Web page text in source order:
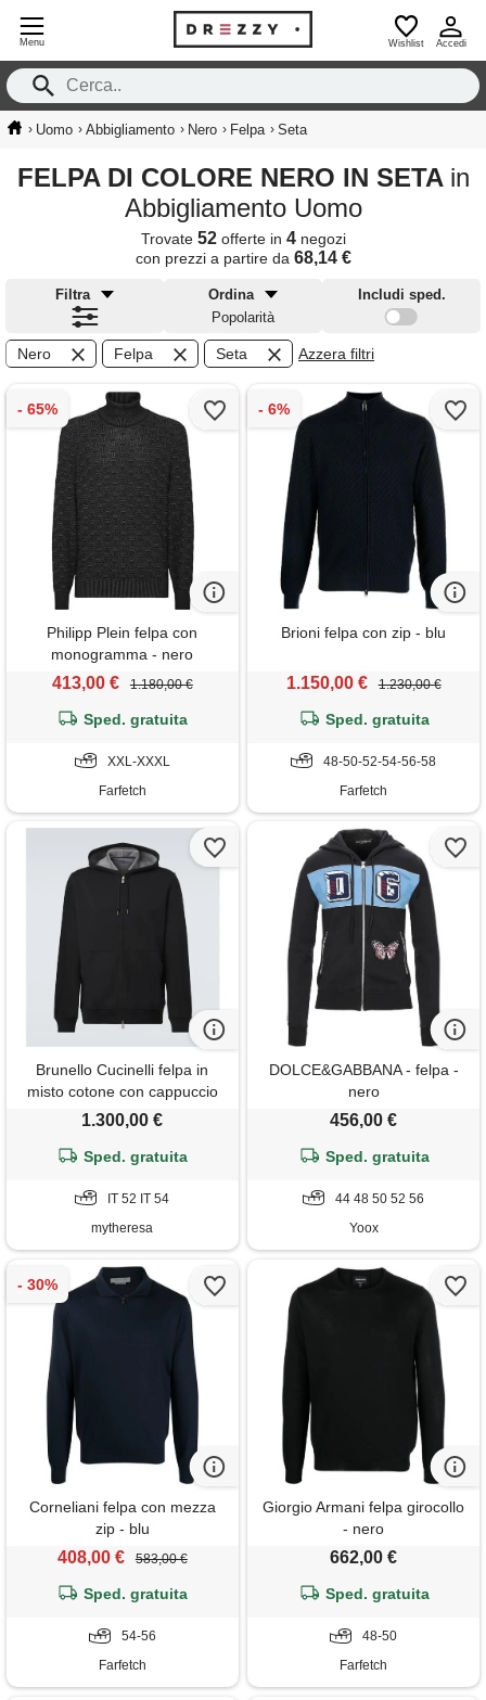
Menu Wishlist Accedi
› Uomo › Abbigliamento › Nero › Felpa › Seta
FELPA DI COLORE NERO IN SETA in
Abbigliamento Uomo
Trovate 52offerte in 4negozi
con prezzi a partire da 68,14 €
Filtra
Ordina
Popolarità
Includi sped.
Nero Felpa Seta Azzera filtri
Philipp Plein felpa con
monogramma - nero
413,00 € 1.180,00 €
Sped. gratuita
XXL-XXXL
Farfetch
Brioni felpa con zip - blu
1.150,00 € 1.230,00 €
Sped. gratuita
48-50-52-54-56-58
Farfetch
Brunello Cucinelli felpa in
misto cotone con cappuccio
1.300,00 €
Sped. gratuita
IT 52 IT 54
mytheresa
DOLCE&GABBANA - felpa -
nero
456,00 €
Sped. gratuita
44 48 50 52 56
Yoox
Corneliani felpa con mezza
zip - blu
408,00 € 583,00 €
Sped. gratuita
54-56
Farfetch
Giorgio Armani felpa girocollo
- nero
662,00 €
Sped. gratuita
48-50
Farfetch